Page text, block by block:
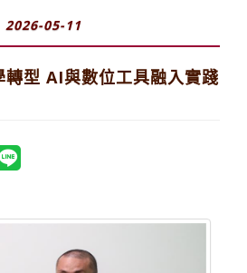
2026-05-11
轉型 AI與數位工具融入實踐